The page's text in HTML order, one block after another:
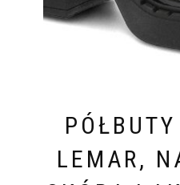
LEMAR,